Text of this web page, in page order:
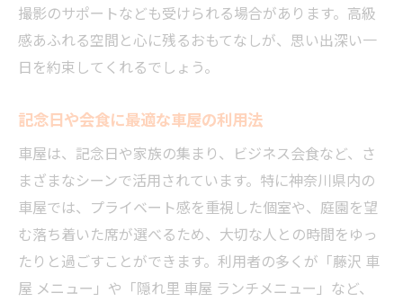
撮影のサポートなども受けられる場合があります。高級
感あふれる空間と心に残るおもてなしが、思い出深い一
日を約束してくれるでしょう。
記念日や会食に最適な車屋の利用法
車屋は、記念日や家族の集まり、ビジネス会食など、さ
まざまなシーンで活用されています。特に神奈川県内の
車屋では、プライベート感を重視した個室や、庭園を望
む落ち着いた席が選べるため、大切な人との時間をゆっ
たりと過ごすことができます。利用者の多くが「藤沢 車
屋 メニュー」や「隠れ里 車屋 ランチメニュー」など、